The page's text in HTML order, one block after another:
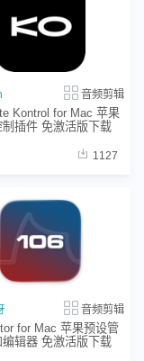
音频剪辑
Kontrol for Mac 苹果
制插件 免激活版下载
1127
音频剪辑
for Mac 苹果预设管
编辑器 免激活版下载